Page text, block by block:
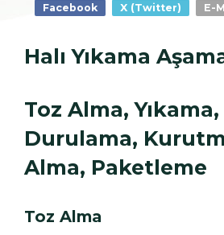
Facebook X (Twitter) E-
Halı Yıkama
Toz Alma, Yıkama,
Durulama,
Alma, Paketleme
Toz Alma